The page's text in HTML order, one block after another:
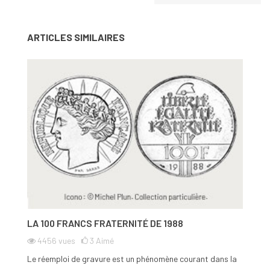
ARTICLES SIMILAIRES
LA 100 FRANCS FRATERNITÉ DE 1988
4456 vues 3 Aimé
Le réemploi de gravure est un phénomène courant dans la